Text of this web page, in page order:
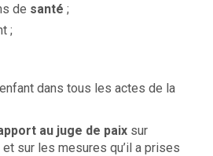
de santé ;
;
dans tous les actes de la
au juge de paix sur
et sur les mesures qu’il a prises